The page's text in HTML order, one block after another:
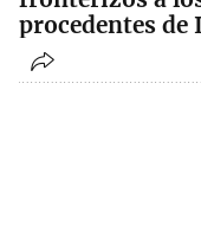
procedentes de